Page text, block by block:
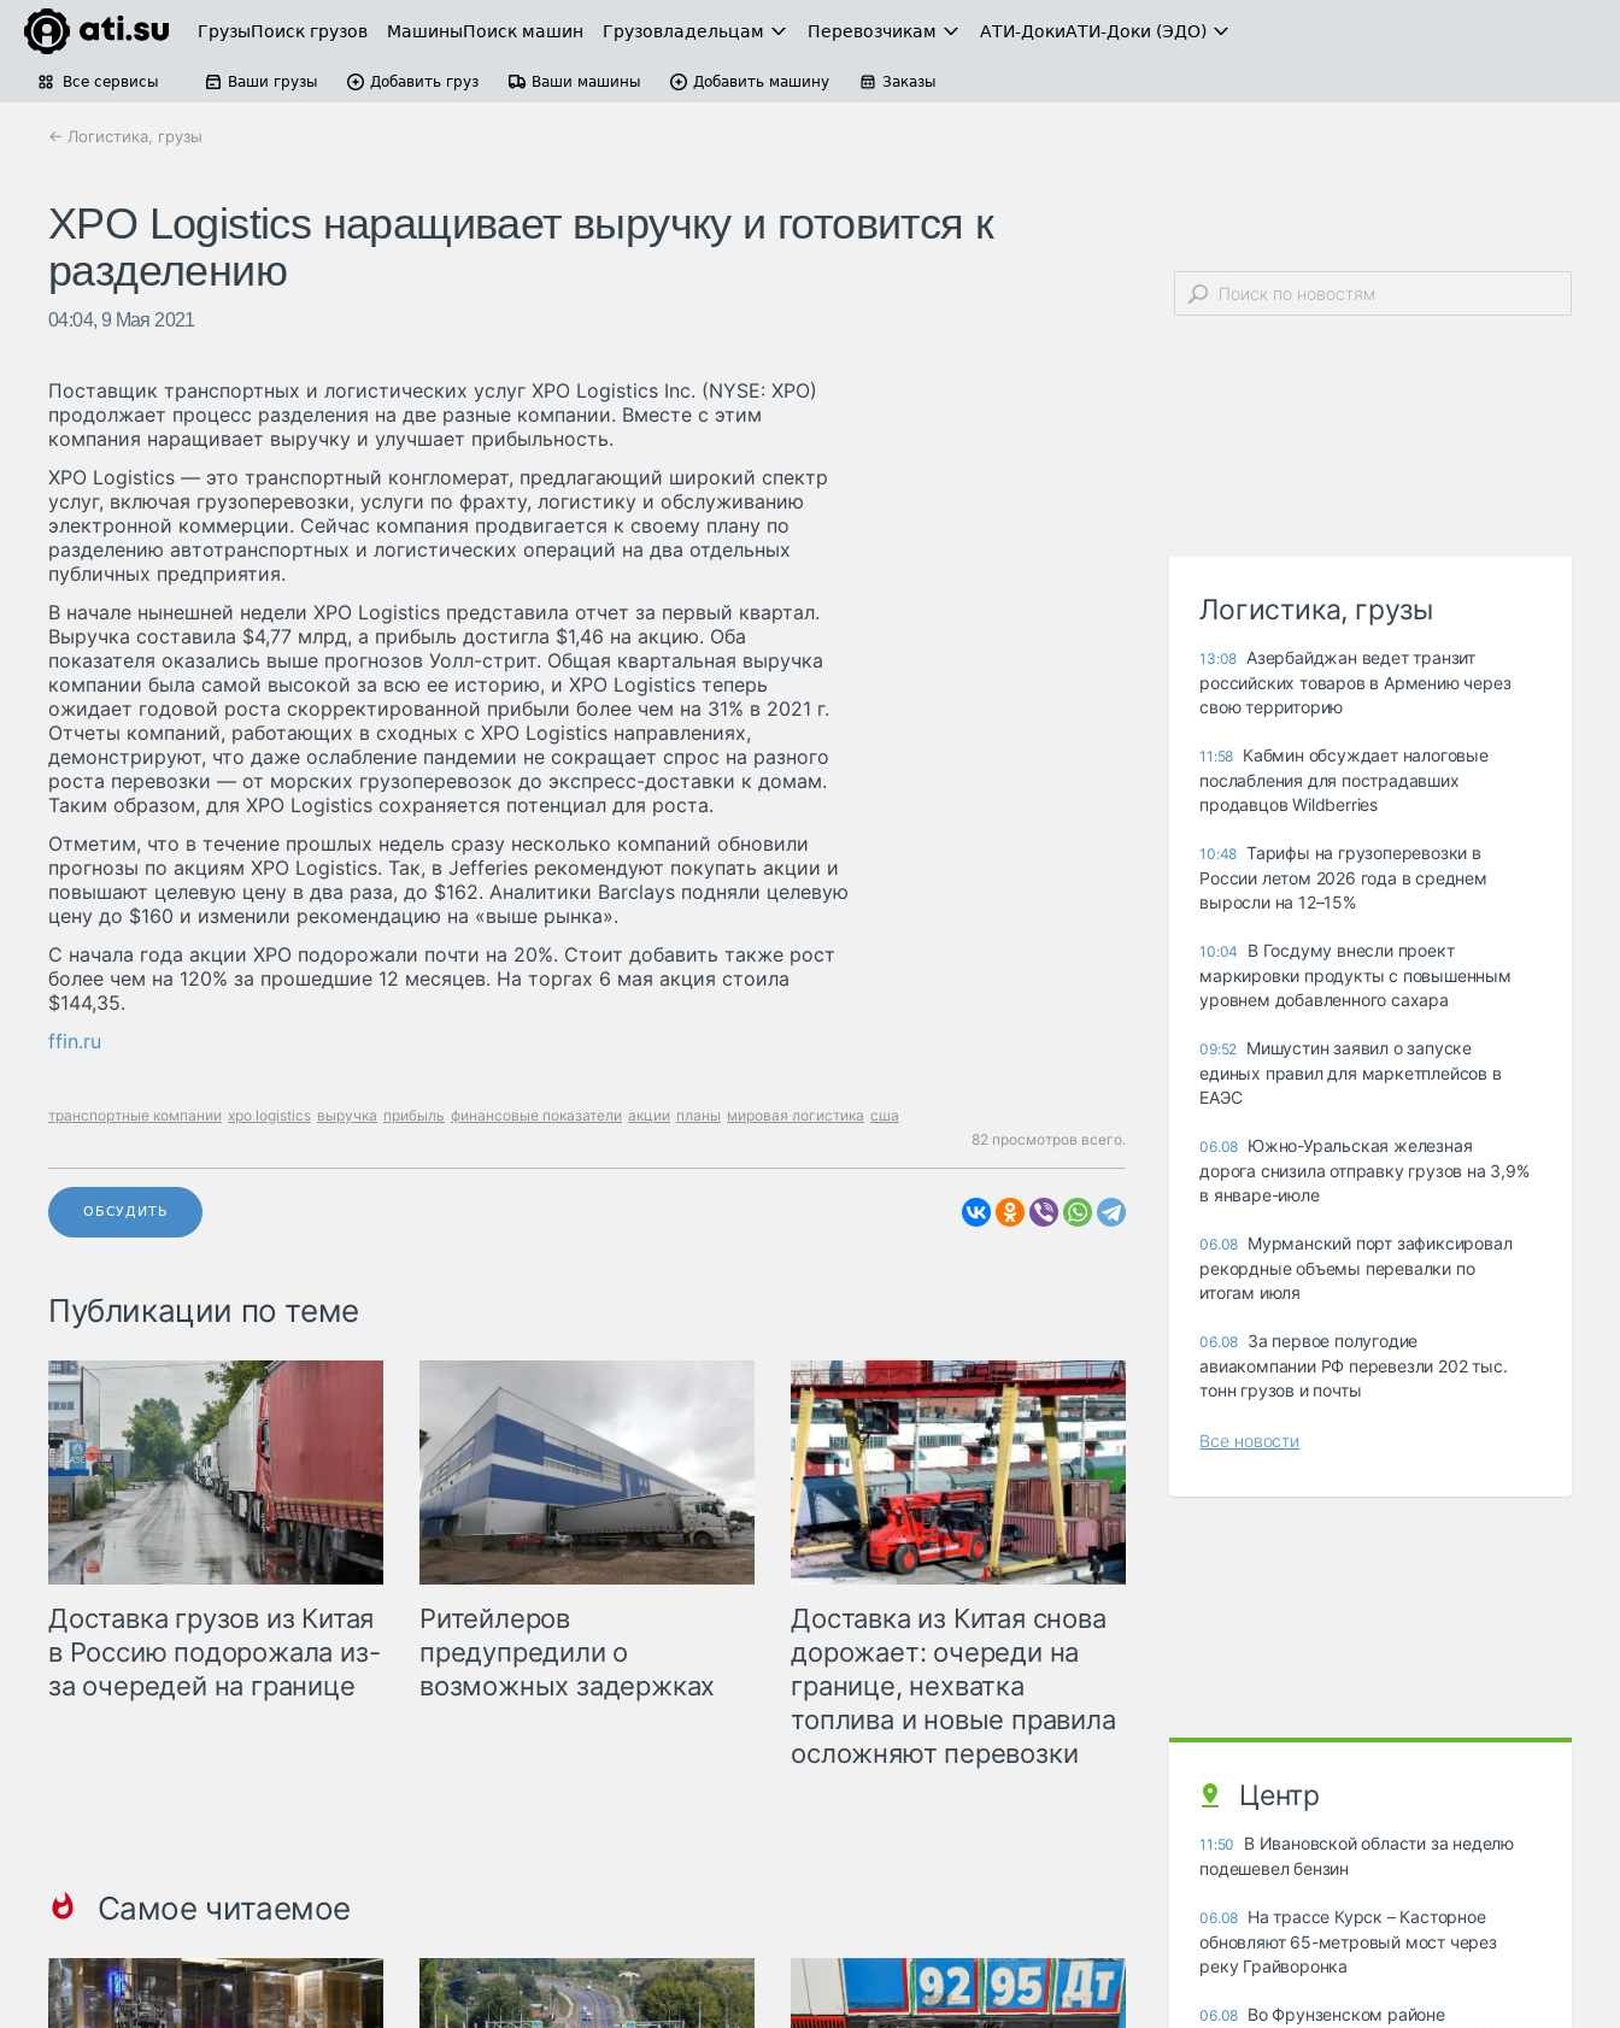
ГрузыПоиск грузов МашиныПоиск машин Грузовладельцам Перевозчикам АТИ-ДокиАТИ-Доки (ЭДО)
Все сервисы Ваши грузы Добавить груз Ваши машины Добавить машину Заказы
← Логистика, грузы
XPO Logistics наращивает выручку и готовится к
разделению
04:04, 9 Мая 2021
Поставщик транспортных и логистических услуг XPO Logistics Inc. (NYSE: XPO)
продолжает процесс разделения на две разные компании. Вместе с этим
компания наращивает выручку и улучшает прибыльность.
XPO Logistics — это транспортный конгломерат, предлагающий широкий спектр
услуг, включая грузоперевозки, услуги по фрахту, логистику и обслуживанию
электронной коммерции. Сейчас компания продвигается к своему плану по
разделению автотранспортных и логистических операций на два отдельных
публичных предприятия.
В начале нынешней недели XPO Logistics представила отчет за первый квартал.
Выручка составила $4,77 млрд, а прибыль достигла $1,46 на акцию. Оба
показателя оказались выше прогнозов Уолл-стрит. Общая квартальная выручка
компании была самой высокой за всю ее историю, и XPO Logistics теперь
ожидает годовой роста скорректированной прибыли более чем на 31% в 2021 г.
Отчеты компаний, работающих в сходных с XPO Logistics направлениях,
демонстрируют, что даже ослабление пандемии не сокращает спрос на разного
роста перевозки — от морских грузоперевозок до экспресс-доставки к домам.
Таким образом, для XPO Logistics сохраняется потенциал для роста.
Отметим, что в течение прошлых недель сразу несколько компаний обновили
прогнозы по акциям XPO Logistics. Так, в Jefferies рекомендуют покупать акции и
повышают целевую цену в два раза, до $162. Аналитики Barclays подняли целевую
цену до $160 и изменили рекомендацию на «выше рынка».
С начала года акции XPO подорожали почти на 20%. Стоит добавить также рост
более чем на 120% за прошедшие 12 месяцев. На торгах 6 мая акция стоила
$144,35.
ffin.ru
транспортные компании xpo logistics выручка прибыль финансовые показатели акции планы мировая логистика сша
82 просмотров всего.
ОБСУДИТЬ
Публикации по теме
Доставка грузов из Китая
в Россию подорожала из-
за очередей на границе
Ритейлеров
предупредили о
возможных задержках
Доставка из Китая снова
дорожает: очереди на
границе, нехватка
топлива и новые правила
осложняют перевозки
Самое читаемое
Логистика, грузы
13:08 Азербайджан ведет транзит
российских товаров в Армению через
свою территорию
11:58 Кабмин обсуждает налоговые
послабления для пострадавших
продавцов Wildberries
10:48 Тарифы на грузоперевозки в
России летом 2026 года в среднем
выросли на 12–15%
10:04
В Госдуму внесли проект
маркировки продукты с повышенным
уровнем добавленного сахара
09:52 Мишустин заявил о запуске
единых правил для маркетплейсов в
ЕАЭС
06.08 Южно-Уральская железная
дорога снизила отправку грузов на 3,9%
в январе-июле
06.08 Мурманский порт зафиксировал
рекордные объемы перевалки по
итогам июля
06.08 За первое полугодие
авиакомпании РФ перевезли 202 тыс.
тонн грузов и почты
Все новости
Центр
11:50
В Ивановской области за неделю
подешевел бензин
06.08 На трассе Курск – Касторное
обновляют 65-метровый мост через
реку Грайворонка
06.08 Во Фрунзенском районе